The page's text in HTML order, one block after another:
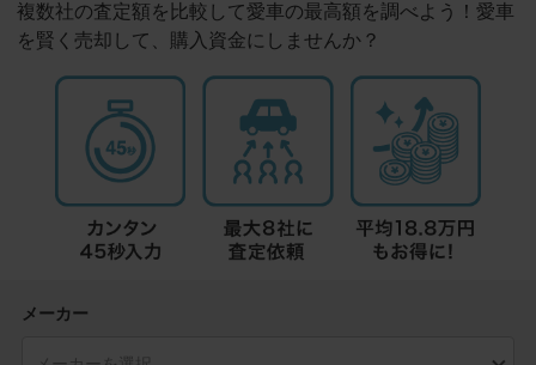
複数社の査定額を比較して愛車の最高額を調べよう！愛車
を賢く売却して、購入資金にしませんか？
メーカー